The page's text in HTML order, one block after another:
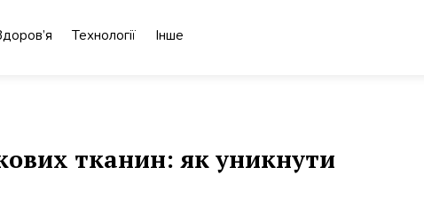
Технології Інше
тканин: як уникнути